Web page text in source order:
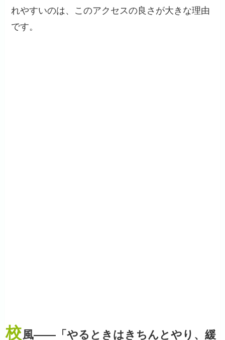
れやすいのは、このアクセスの良さが大きな理由
です。
校風——「やるときはきちんとやり、緩